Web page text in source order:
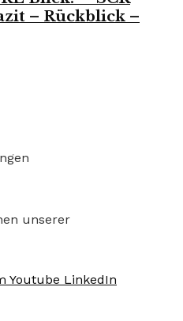
– Rückblick –
unserer
Youtube LinkedIn